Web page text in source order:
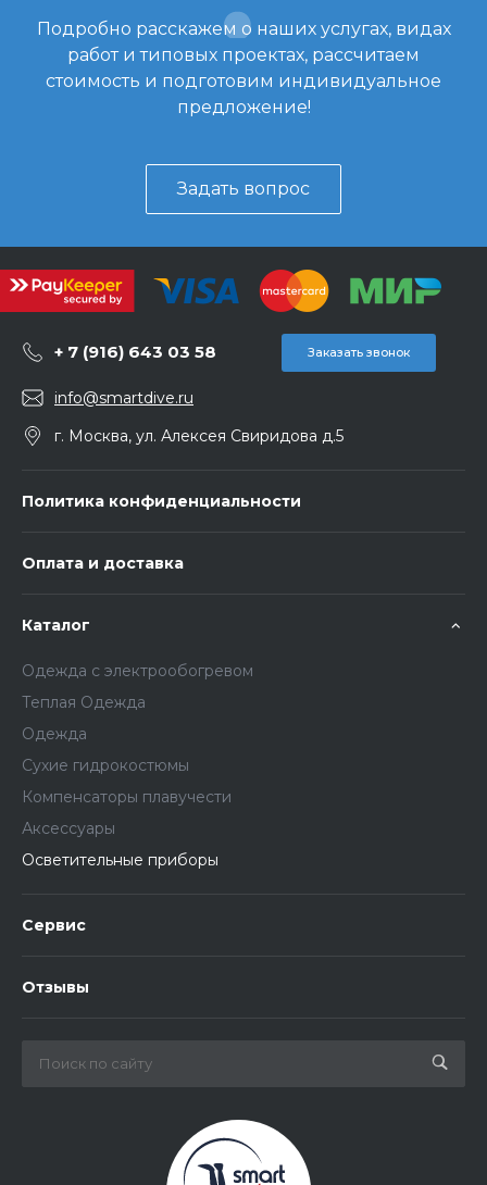
Подробно расскажем о наших услугах, видах
работ и типовых проектах, рассчитаем
стоимость и подготовим индивидуальное
предложение!
Задать вопрос
+ 7 (916) 643 03 58 Заказать звонок
info@smartdive.ru
г. Москва, ул. Алексея Свиридова д.5
Политика конфиденциальности
Оплата и доставка
Каталог
Одежда с электрообогревом
Теплая Одежда
Одежда
Сухие гидрокостюмы
Компенсаторы плавучести
Аксессуары
Осветительные приборы
Сервис
Отзывы